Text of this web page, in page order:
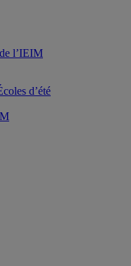
l’IEIM
d’été